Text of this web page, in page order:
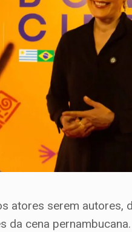
atores serem autores,
da cena